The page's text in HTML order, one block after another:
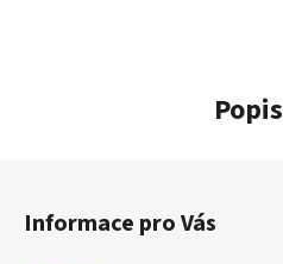
Popis
Informace pro Vás